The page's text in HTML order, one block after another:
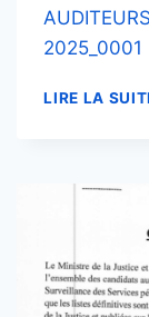
2025_0001
LIRE LA